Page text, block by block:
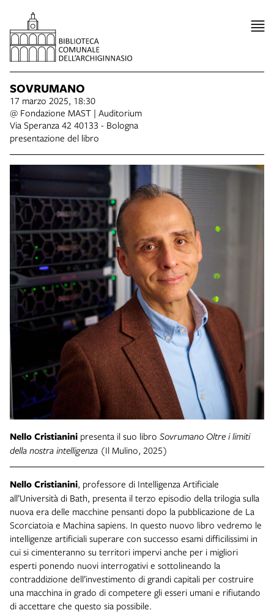
SOVRUMANO
17 marzo 2025, 18:30
@ Fondazione MAST | Auditorium
Via Speranza 42 40133 - Bologna
presentazione del libro
Nello Cristianini presenta il suo libro Sovrumano Oltre i limiti
della nostra intelligenza (Il Mulino, 2025)
Nello Cristianini, professore di Intelligenza Artificiale
all’Università di Bath, presenta il terzo episodio della trilogia sulla
nuova era delle macchine pensanti dopo la pubblicazione de La
Scorciatoia e Machina sapiens. In questo nuovo libro vedremo le
intelligenze artificiali superare con successo esami difficilissimi in
cui si cimenteranno su territori impervi anche per i migliori
esperti ponendo nuovi interrogativi e sottolineando la
contraddizione dell’investimento di grandi capitali per costruire
una macchina in grado di competere gli esseri umani e rifiutando
di accettare che questo sia possibile.